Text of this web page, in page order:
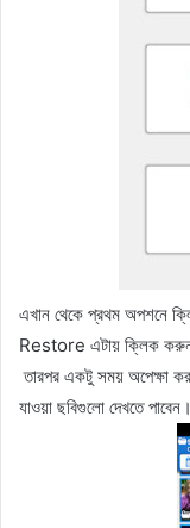
এখান থেকে প্রথম
Restore এটায় ক্লিক
তারপর একটু সময় অপেক্ষা
যাওয়া ছবিগুলো দেখতে পাবেন।